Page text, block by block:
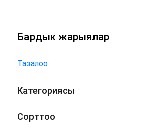
Бардык жарыялар
Тазалоо
Категориясы
Сорттоо